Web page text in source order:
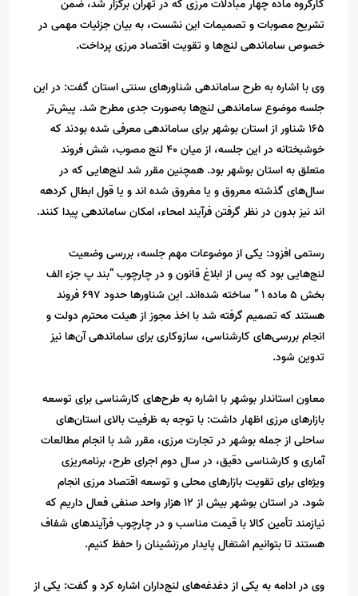
کارگروه ماده چهار مبادلات مرزی که در تهران برگزار شد، ضمن
تشریح مصوبات و تصمیمات این نشست، به بیان جزئیات مهمی در
خصوص ساماندهی لنج‌ها و تقویت اقتصاد مرزی پرداخت.
وی با اشاره به طرح ساماندهی شناورهای سنتی استان گفت: در این
جلسه موضوع ساماندهی لنج‌ها به‌صورت جدی مطرح شد. پیش‌تر
۱۶۵ شناور از استان بوشهر برای ساماندهی معرفی شده بودند که
خوشبختانه در این جلسه، از میان ۴۰ لنج مصوب، شش فروند
متعلق به استان بوشهر بود. همچنین مقرر شد لنج‌هایی که در
سال‌های گذشته معروق و یا مغروق شده اند و یا قول ابطال کردهه
اند نیز بدون در نظر گرفتن فرآیند امحاء، امکان ساماندهی پیدا کنند.
رستمی افزود: یکی از موضوعات مهم جلسه، بررسی وضعیت
لنج‌هایی بود که پس از ابلاغ قانون و در چارچوب “بند پ جزء الف
بخش ۵ ماده ۱ ” ساخته شده‌اند. این شناورها حدود ۶۹۷ فروند
هستند که تصمیم گرفته شد با اخذ مجوز از هیئت محترم دولت و
انجام بررسی‌های کارشناسی، سازوکاری برای ساماندهی آن‌ها نیز
تدوین شود.
معاون استاندار بوشهر با اشاره به طرح‌های کارشناسی برای توسعه
بازارهای مرزی اظهار داشت: با توجه به ظرفیت بالای استان‌های
ساحلی از جمله بوشهر در تجارت مرزی، مقرر شد با انجام مطالعات
آماری و کارشناسی دقیق، در سال دوم اجرای طرح، برنامه‌ریزی
ویژه‌ای برای تقویت بازارهای محلی و توسعه اقتصاد مرزی انجام
شود. در استان بوشهر بیش از ۱۲ هزار واحد صنفی فعال داریم که
نیازمند تأمین کالا با قیمت مناسب و در چارچوب فرآیندهای شفاف
هستند تا بتوانیم اشتغال پایدار مرزنشینان را حفظ کنیم.
وی در ادامه به یکی از دغدغه‌های لنج‌داران اشاره کرد و گفت: یکی از